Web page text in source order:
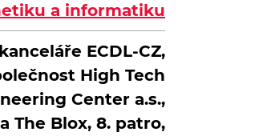
a informatiku
ECDL-CZ,
High Tech
Center a.s.,
The Blox, 8. patro,